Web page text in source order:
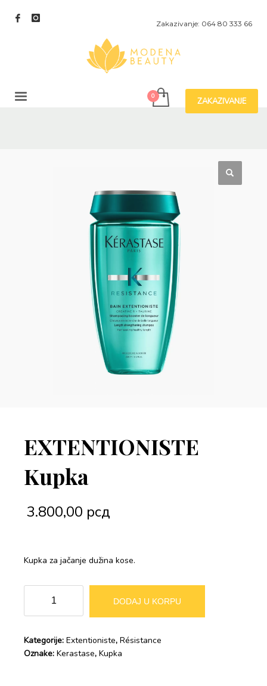
Zakazivanje: 064 80 333 66
ZAKAZIVANJE
EXTENTIONISTE
Kupka
3.800,00 рсд
Kupka za jačanje dužina kose.
količina
DODAJ U KORPU
Kategorije: Extentioniste, Résistance
Oznake: Kerastase, Kupka